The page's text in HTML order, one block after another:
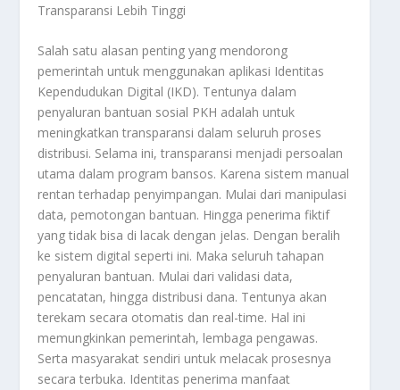
Transparansi Lebih Tinggi
Salah satu alasan penting yang mendorong
pemerintah untuk menggunakan aplikasi Identitas
Kependudukan Digital (IKD). Tentunya dalam
penyaluran bantuan sosial PKH adalah untuk
meningkatkan transparansi dalam seluruh proses
distribusi. Selama ini, transparansi menjadi persoalan
utama dalam program bansos. Karena sistem manual
rentan terhadap penyimpangan. Mulai dari manipulasi
data, pemotongan bantuan. Hingga penerima fiktif
yang tidak bisa di lacak dengan jelas. Dengan beralih
ke sistem digital seperti ini. Maka seluruh tahapan
penyaluran bantuan. Mulai dari validasi data,
pencatatan, hingga distribusi dana. Tentunya akan
terekam secara otomatis dan real-time. Hal ini
memungkinkan pemerintah, lembaga pengawas.
Serta masyarakat sendiri untuk melacak prosesnya
secara terbuka. Identitas penerima manfaat